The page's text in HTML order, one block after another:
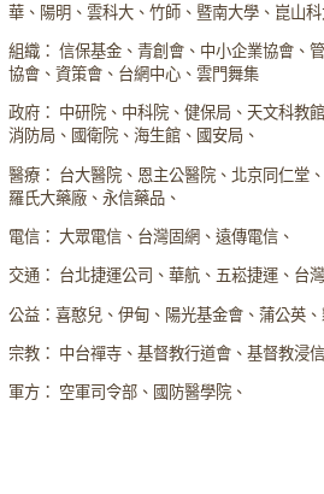
華、陽明、雲科大、竹師、暨南大學、崑山
組織： 信保基金、青創會、中小企業協會、
協會、資策會、台網中心、雲門舞集
政府： 中研院、中科院、健保局、天文科教
消防局、國衛院、海生館、國安局、
醫療： 台大醫院、恩主公醫院、北京同仁堂
羅氏大藥廠、永信藥品、
電信： 大眾電信、台灣固網、遠傳電信、
交通： 台北捷運公司、華航、五崧捷運、台
公益：喜憨兒、伊甸、陽光基金會、蒲公英
宗教： 中台禪寺、基督教行道會、基督教浸
軍方： 空軍司令部、國防醫學院、